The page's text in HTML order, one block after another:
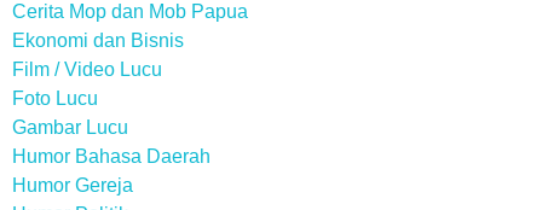
Cerita Mop dan Mob Papua
Ekonomi dan Bisnis
Film / Video Lucu
Foto Lucu
Gambar Lucu
Humor Bahasa Daerah
Humor Gereja